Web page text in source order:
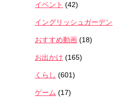
イベント (42)
イングリッシュガーデン
おすすめ動画 (18)
お出かけ (165)
くらし (601)
ゲーム (17)